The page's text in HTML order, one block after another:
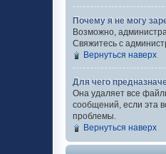
Почему я не могу
Возможно,
Свяжитесь с
Вернуться наверх
Для чего
Она удаляет все
сообщений, если эта
проблемы.
Вернуться наверх